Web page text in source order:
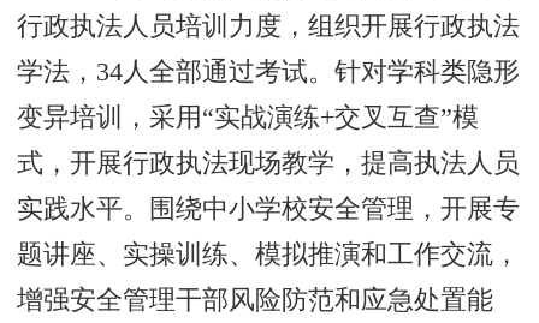
行政执法人员培训力度，组织开展行政执法
学法，34人全部通过考试。针对学科类隐形
变异培训，采用“实战演练+交叉互查”模
式，开展行政执法现场教学，提高执法人员
实践水平。围绕中小学校安全管理，开展专
题讲座、实操训练、模拟推演和工作交流，
增强安全管理干部风险防范和应急处置能